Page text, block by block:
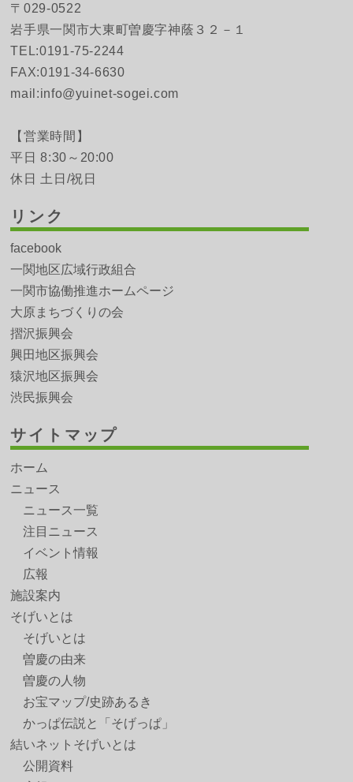
〒029-0522
岩手県一関市大東町曽慶字神蔭３２－１
TEL:0191-75-2244
FAX:0191-34-6630
mail:info@yuinet-sogei.com
【営業時間】
平日 8:30～20:00
休日 土日/祝日
リンク
facebook
一関地区広域行政組合
一関市協働推進ホームページ
大原まちづくりの会
摺沢振興会
興田地区振興会
猿沢地区振興会
渋民振興会
サイトマップ
ホーム
ニュース
ニュース一覧
注目ニュース
イベント情報
広報
施設案内
そげいとは
そげいとは
曽慶の由来
曽慶の人物
お宝マップ/史跡あるき
かっぱ伝説と「そげっぱ」
結いネットそげいとは
公開資料